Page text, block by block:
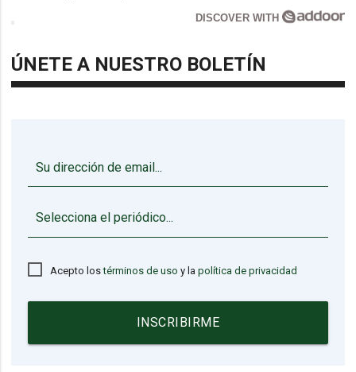
DISCOVER WITH
ÚNETE A NUESTRO BOLETÍN
Acepto lostérminos de uso y lapolítica de privacidad
INSCRIBIRME